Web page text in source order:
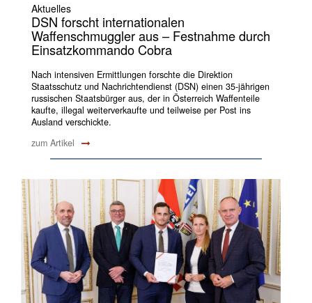
Aktuelles
DSN forscht internationalen
Waffenschmuggler aus – Festnahme durch
Einsatzkommando Cobra
Nach intensiven Ermittlungen forschte die Direktion
Staatsschutz und Nachrichtendienst (DSN) einen 35-jährigen
russischen Staatsbürger aus, der in Österreich Waffenteile
kaufte, illegal weiterverkaufte und teilweise per Post ins
Ausland verschickte.
zum Artikel